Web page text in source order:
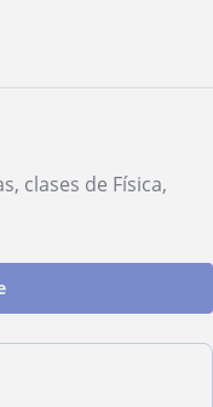
clases de Física,